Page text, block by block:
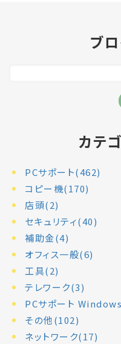
ブ
カテ
PCサポート(462)
コピー機(170)
店頭(2)
セキュリティ(40)
補助金(4)
オフィス一般(6)
工具(2)
テレワーク(3)
PCサポート
その他(102)
ネットワーク(17)